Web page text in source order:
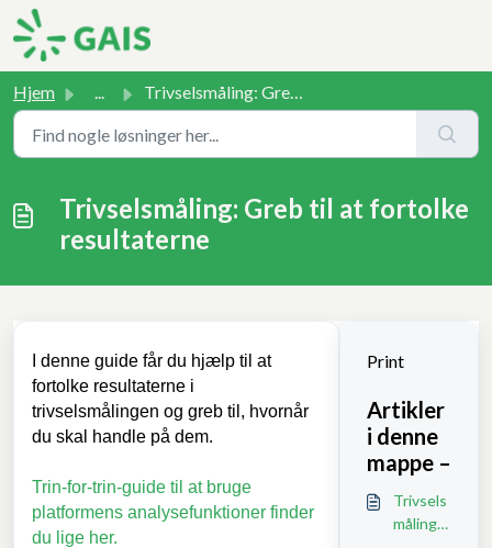
Gå til hovedindhold
Hjem ... Trivselsmåling: Greb til at fortolke resultaterne
Trivselsmåling: Greb til at fortolke
resultaterne
I denne guide får du hjælp til at
fortolke resultaterne i
trivselsmålingen og greb til, hvornår
du skal handle på dem.
Trin-for-trin-guide til at bruge
platformens analysefunktioner finder
du lige her.
Print
Artikler
i denne
mappe –
Trivsels
måling: